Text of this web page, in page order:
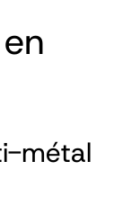
métal